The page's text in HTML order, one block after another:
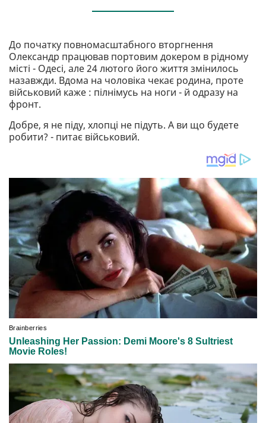
До початку повномасштабного вторгнення
Олександр працював портовим докером в рідному
місті - Одесі, але 24 лютого його життя змінилось
назавжди. Вдома на чоловіка чекає родина, проте
військовий каже : пілнімусь на ноги - й одразу на
фронт.
Добре, я не піду, хлопці не підуть. А ви що будете
робити? - питає військовий.